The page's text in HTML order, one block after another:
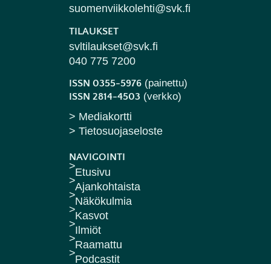
suomenviikkolehti@svk.fi
TILAUKSET
svltilaukset@svk.fi
040 775 7200
ISSN 0355-5976 (painettu)
ISSN 2814-4503 (verkko)
> Mediakortti
> Tietosuojaseloste
NAVIGOINTI
Etusivu
Ajankohtaista
Näkökulmia
Kasvot
Ilmiöt
Raamattu
Podcastit